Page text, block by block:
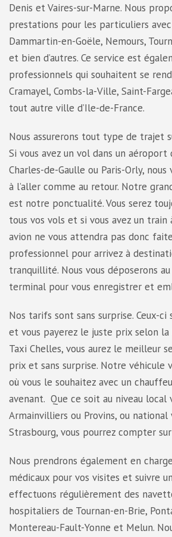
Denis et Vaires-sur-Marne. Nous
prestations pour les particuliers
Dammartin-en-Goële, Nemours,
et bien d’autres. Ce service est
professionnels qui souhaitent se
Cramayel, Combs-la-Ville, Saint-
tout autre ville d’Ile-de-France.
Nous assurerons tout type de trajet
Si vous avez un vol dans un aéroport
Charles-de-Gaulle ou Paris-Orly,
à l’aller comme au retour. Notre
est notre ponctualité. Vous serez
tous vos vols et si vous avez un train
avion ne vous attendra pas donc
professionnel pour arrivez à
tranquillité. Nous vous déposerons
terminal pour vous enregistrer et
Nos tarifs sont sans surprise. Ceux-
et vous payerez le juste prix selon la
Taxi Chelles, vous aurez le meilleur
prix et sans surprise. Notre véhicule
où vous le souhaitez avec un
avenant. Que ce soit au niveau local
Armainvilliers ou Provins, ou national
Strasbourg, vous pourrez compter sur
Nous prendrons également en
médicaux pour vos visites et suivre
effectuons régulièrement des
hospitaliers de Tournan-en-Brie,
Montereau-Fault-Yonne et Melun.